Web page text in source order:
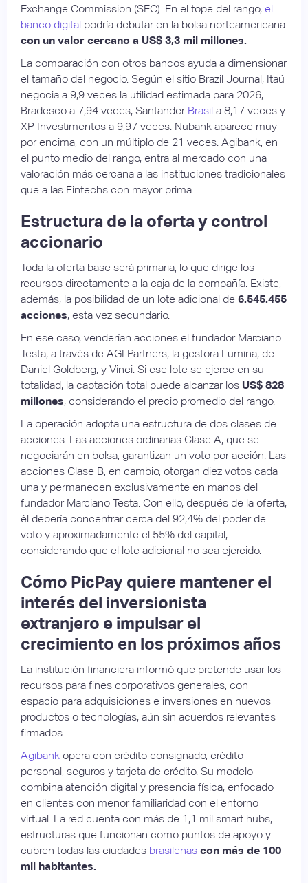
Exchange Commission (SEC). En el tope del rango, el
banco digital podría debutar en la bolsa norteamericana
con un valor cercano a US$ 3,3 mil millones.
La comparación con otros bancos ayuda a dimensionar
el tamaño del negocio. Según el sitio Brazil Journal, Itaú
negocia a 9,9 veces la utilidad estimada para 2026,
Bradesco a 7,94 veces, Santander Brasil a 8,17 veces y
XP Investimentos a 9,97 veces. Nubank aparece muy
por encima, con un múltiplo de 21 veces. Agibank, en
el punto medio del rango, entra al mercado con una
valoración más cercana a las instituciones tradicionales
que a las Fintechs con mayor prima.
Estructura de la oferta y control
accionario
Toda la oferta base será primaria, lo que dirige los
recursos directamente a la caja de la compañía. Existe,
además, la posibilidad de un lote adicional de 6.545.455
acciones, esta vez secundario.
En ese caso, venderían acciones el fundador Marciano
Testa, a través de AGI Partners, la gestora Lumina, de
Daniel Goldberg, y Vinci. Si ese lote se ejerce en su
totalidad, la captación total puede alcanzar los US$ 828
millones, considerando el precio promedio del rango.
La operación adopta una estructura de dos clases de
acciones. Las acciones ordinarias Clase A, que se
negociarán en bolsa, garantizan un voto por acción. Las
acciones Clase B, en cambio, otorgan diez votos cada
una y permanecen exclusivamente en manos del
fundador Marciano Testa. Con ello, después de la oferta,
él debería concentrar cerca del 92,4% del poder de
voto y aproximadamente el 55% del capital,
considerando que el lote adicional no sea ejercido.
Cómo PicPay quiere mantener el
interés del inversionista
extranjero e impulsar el
crecimiento en los próximos años
La institución financiera informó que pretende usar los
recursos para fines corporativos generales, con
espacio para adquisiciones e inversiones en nuevos
productos o tecnologías, aún sin acuerdos relevantes
firmados.
Agibank opera con crédito consignado, crédito
personal, seguros y tarjeta de crédito. Su modelo
combina atención digital y presencia física, enfocado
en clientes con menor familiaridad con el entorno
virtual. La red cuenta con más de 1,1 mil smart hubs,
estructuras que funcionan como puntos de apoyo y
cubren todas las ciudades brasileñas con más de 100
mil habitantes.